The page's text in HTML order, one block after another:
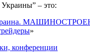
– это:
»
конференции